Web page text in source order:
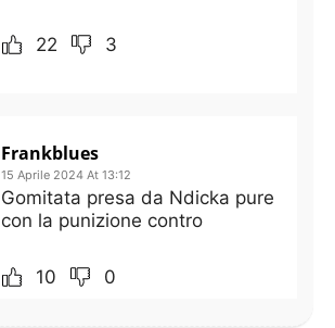
22 3
Frankblues
15 Aprile 2024 At 13:12
Gomitata presa da Ndicka pure
con la punizione contro
10 0